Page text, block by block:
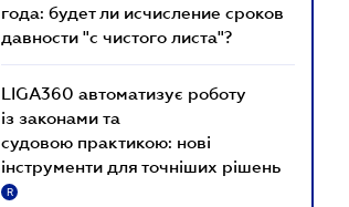
года: будет ли исчисление сроков
давности "с чистого листа"?
LIGA360 автоматизує роботу
із законами та
судовою практикою: нові
інструменти для точніших рішень
R